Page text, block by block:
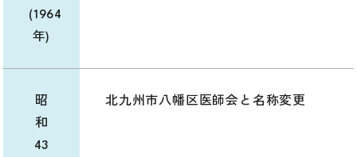
(1964
年)
昭
和
43
北九州市八幡区医師会と名称変更